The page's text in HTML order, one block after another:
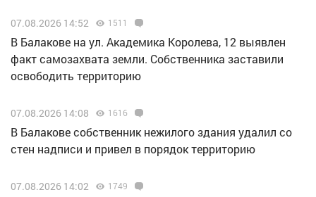
07.08.2026 14:52 1511
В Балакове на ул. Академика Королева, 12 выявлен
факт самозахвата земли. Собственника заставили
освободить территорию
07.08.2026 14:08 1616
В Балакове собственник нежилого здания удалил со
стен надписи и привел в порядок территорию
07.08.2026 14:02 1749